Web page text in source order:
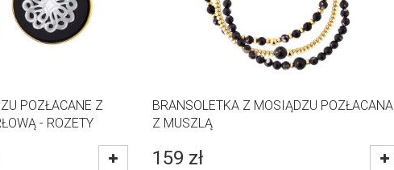
POZŁACANE Z
- ROZETY
BRANSOLETKA Z MOSIĄDZU POZŁACANA
Z MUSZLĄ
159 zł